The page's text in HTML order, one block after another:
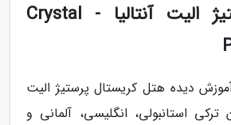
کریستال پرستیژ الیت آنتالیا - Crystal
دیده هتل کریستال پرستیژ الیت
ترکی استانبولی، انگلیسی، آلمانی و